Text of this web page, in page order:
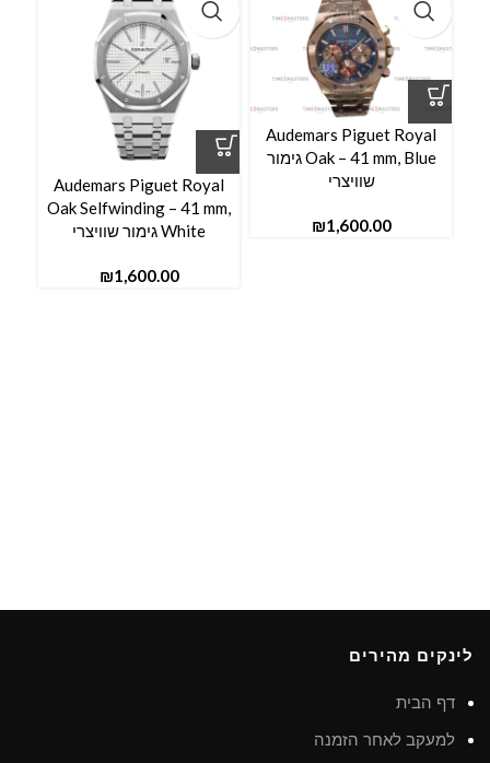
Audemars Piguet Royal
Oak – 41 mm, Blue גימור
שוויצרי
₪
Audemars Piguet Royal
Oak Selfwinding – 41 mm,
White גימור שוויצרי
₪
לינקים מהירים
דף הבית
למעקב לאחר הזמנה